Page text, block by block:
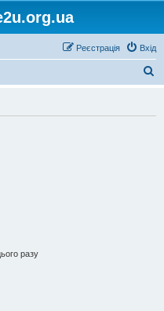
Вхід
Реєстрація
разу